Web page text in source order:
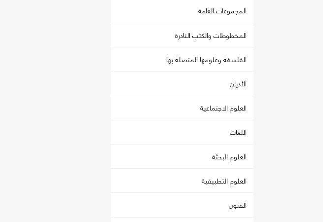
المجموعات العامة
المخطوطات والكتب النادرة
الفلسفة وعلومها المتصلة بها
الأديان
العلوم الاجتماعية
اللغات
العلوم البحثة
العلوم التطبيقية
الفنون